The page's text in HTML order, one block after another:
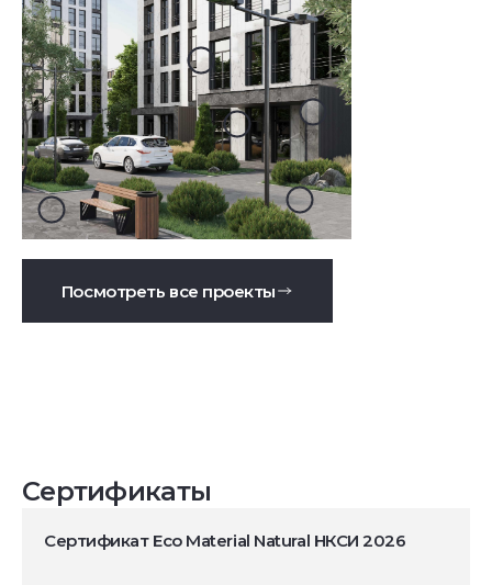
Посмотреть все проекты
Сертификаты
Сертификат Eco Material Natural НКСИ 2026